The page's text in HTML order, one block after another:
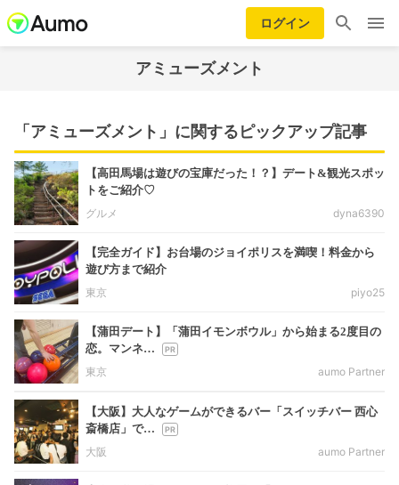
ログイン
アミューズメント
「アミューズメント」に関するピックアップ記事
【高田馬場は遊びの宝庫だった！？】デート&観光スポッ
トをご紹介♡
グルメ
dyna6390
【完全ガイド】お台場のジョイポリスを満喫！料金から
遊び方まで紹介
東京
piyo25
【蒲田デート】「蒲田イモンボウル」から始まる2度目の
恋。マンネ…
東京
aumo Partner
【大阪】大人なゲームができるバー「スイッチバー 西心
斎橋店」で…
大阪
aumo Partner